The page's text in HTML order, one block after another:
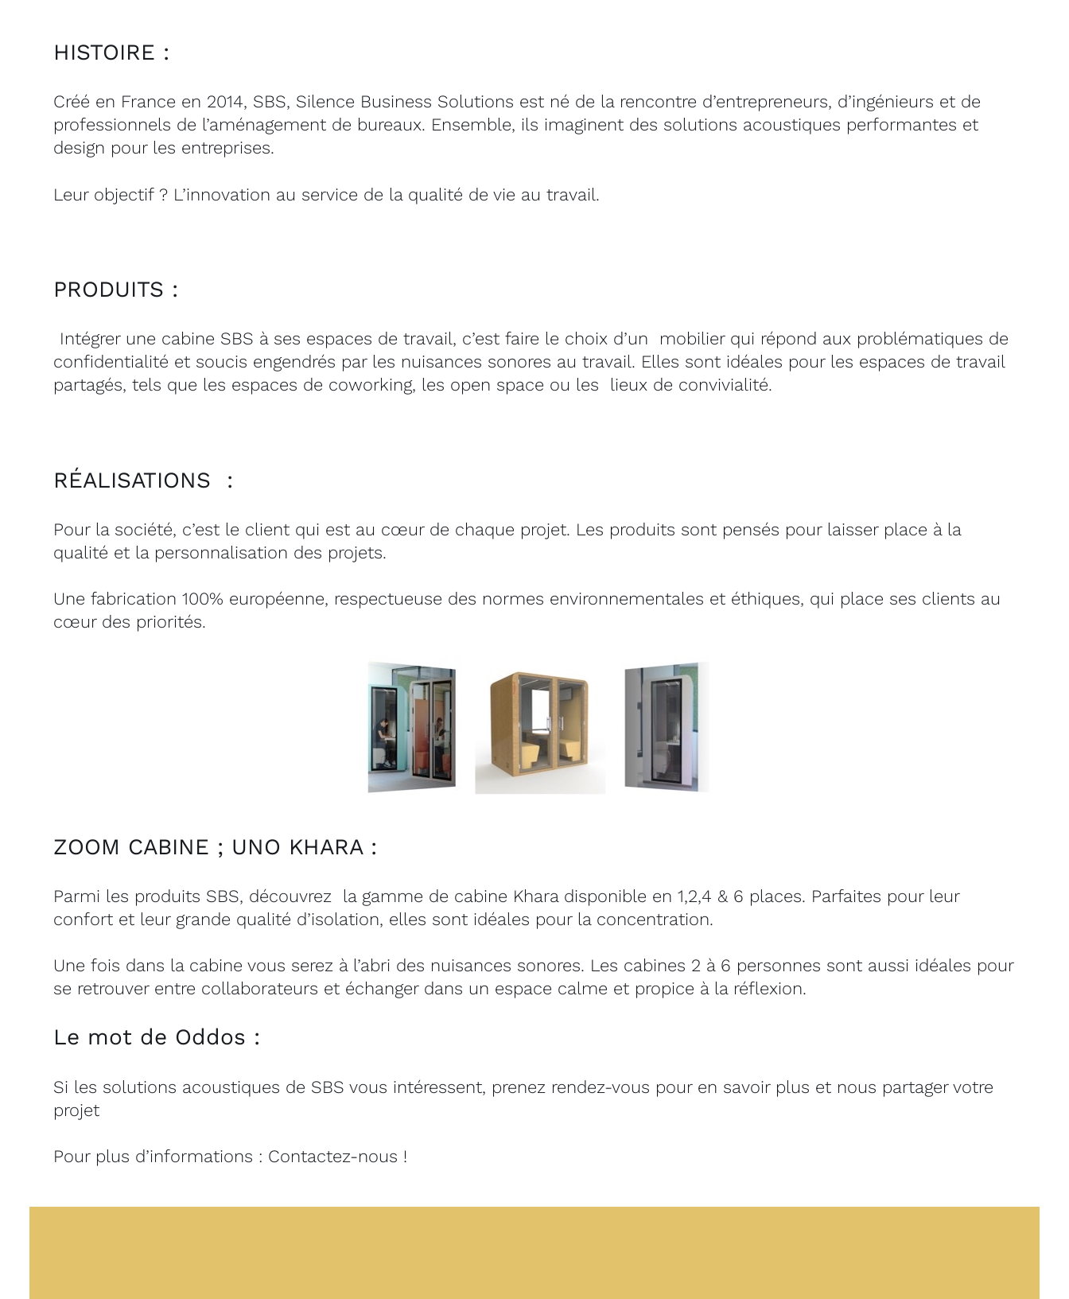
HISTOIRE :
Créé en France en 2014, SBS, Silence Business Solutions est né de la rencontre d’entrepreneurs, d’ingénieurs et de
professionnels de l’aménagement de bureaux. Ensemble, ils imaginent des solutions acoustiques performantes et
design pour les entreprises.
Leur objectif ? L’innovation au service de la qualité de vie au travail.
PRODUITS :
Intégrer une cabine SBS à ses espaces de travail, c’est faire le choix d’un mobilier qui répond aux problématiques de
confidentialité et soucis engendrés par les nuisances sonores au travail. Elles sont idéales pour les espaces de travail
partagés, tels que les espaces de coworking, les open space ou les lieux de convivialité.
RÉALISATIONS :
Pour la société, c’est le client qui est au cœur de chaque projet. Les produits sont pensés pour laisser place à la
qualité et la personnalisation des projets.
Une fabrication 100% européenne, respectueuse des normes environnementales et éthiques, qui place ses clients au
cœur des priorités.
ZOOM CABINE ; UNO KHARA :
Parmi les produits SBS, découvrez la gamme de cabine Khara disponible en 1,2,4 & 6 places. Parfaites pour leur
confort et leur grande qualité d’isolation, elles sont idéales pour la concentration.
Une fois dans la cabine vous serez à l’abri des nuisances sonores. Les cabines 2 à 6 personnes sont aussi idéales pour
se retrouver entre collaborateurs et échanger dans un espace calme et propice à la réflexion.
Le mot de Oddos :
Si les solutions acoustiques de SBS vous intéressent, prenez rendez-vous pour en savoir plus et nous partager votre
projet
Pour plus d’informations : Contactez-nous !